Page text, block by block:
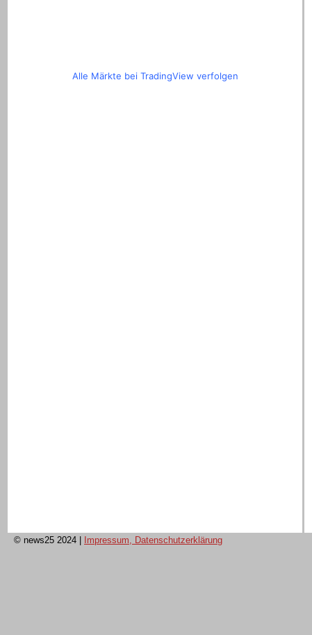
Alle Märkte bei TradingView verfolgen
© news25 2024 Impressum, Datenschutzerklärung